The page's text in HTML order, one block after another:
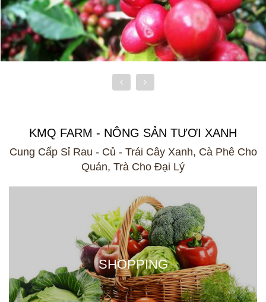
KMQ FARM - NÔNG SẢN TƯƠI XANH
Cung Cấp Sỉ Rau - Củ - Trái Cây Xanh, Cà Phê Cho
Quán, Trà Cho Đại Lý
SHOPPING